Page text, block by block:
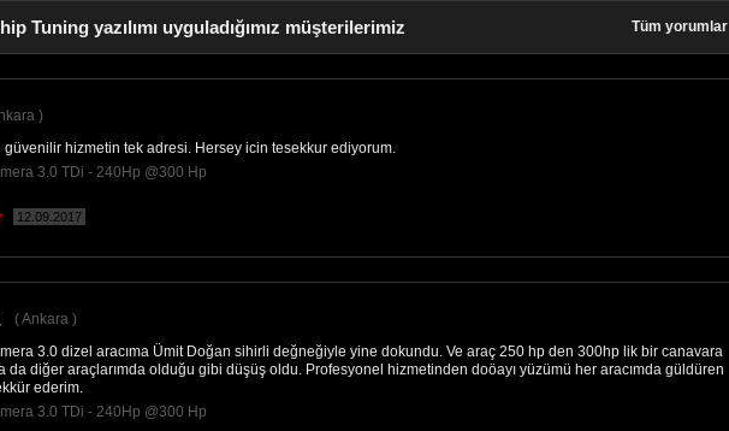
Tuning yazılımı uyguladığımız müşterilerimiz Tüm yorumlar
güvenilir hizmetin tek adresi. Hersey icin tesekkur ediyorum.
3.0 TDi - 240Hp @300 Hp
12.09.2017
Ankara
3.0 dizel aracıma Ümit Doğan sihirli değneğiyle yine dokundu. Ve araç 250 hp den 300hp lik bir canavara
da diğer araçlarımda olduğu gibi düşüş oldu. Profesyonel hizmetinden doöayı yüzümü her aracımda güldüren
ederim.
3.0 TDi - 240Hp @300 Hp